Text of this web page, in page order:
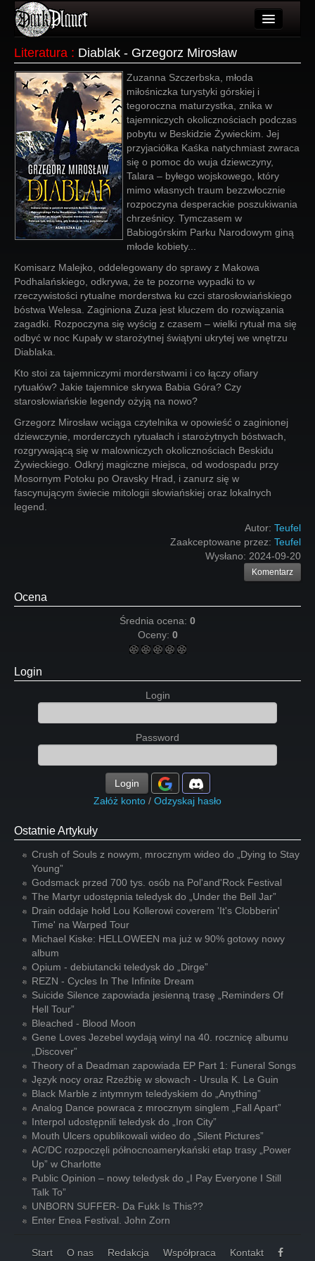
Użytkownicy
Wydarzenia
Galeria
Forum
Więcej
Login
Literatura : Diablak - Grzegorz Mirosław
Zuzanna Szczerbska, młoda
miłośniczka turystyki górskiej i
tegoroczna maturzystka, znika w
tajemniczych okolicznościach podczas
pobytu w Beskidzie Żywieckim. Jej
przyjaciółka Kaśka natychmiast zwraca
się o pomoc do wuja dziewczyny,
Talara – byłego wojskowego, który
mimo własnych traum bezzwłocznie
rozpoczyna desperackie poszukiwania
chrześnicy. Tymczasem w
Babiogórskim Parku Narodowym giną
młode kobiety...
Komisarz Malejko, oddelegowany do sprawy z Makowa
Podhalańskiego, odkrywa, że te pozorne wypadki to w
rzeczywistości rytualne morderstwa ku czci starosłowiańskiego
bóstwa Welesa. Zaginiona Zuza jest kluczem do rozwiązania
zagadki. Rozpoczyna się wyścig z czasem – wielki rytuał ma się
odbyć w noc Kupały w starożytnej świątyni ukrytej we wnętrzu
Diablaka.
Kto stoi za tajemniczymi morderstwami i co łączy ofiary
rytuałów? Jakie tajemnice skrywa Babia Góra? Czy
starosłowiańskie legendy ożyją na nowo?
Grzegorz Mirosław wciąga czytelnika w opowieść o zaginionej
dziewczynie, morderczych rytuałach i starożytnych bóstwach,
rozgrywającą się w malowniczych okolicznościach Beskidu
Żywieckiego. Odkryj magiczne miejsca, od wodospadu przy
Mosornym Potoku po Oravsky Hrad, i zanurz się w
fascynującym świecie mitologii słowiańskiej oraz lokalnych
legend.
Autor: Teufel
Zaakceptowane przez: Teufel
Wysłano: 2024-09-20
Komentarz
Ocena
Średnia ocena: 0
Oceny: 0
Login
Login
Password
Login
Załóż konto / Odzyskaj hasło
Ostatnie Artykuły
Crush of Souls z nowym, mrocznym wideo do „Dying to Stay
Young”
Godsmack przed 700 tys. osób na Pol'and'Rock Festival
The Martyr udostępnia teledysk do „Under the Bell Jar”
Drain oddaje hołd Lou Kollerowi coverem 'It's Clobberin'
Time' na Warped Tour
Michael Kiske: HELLOWEEN ma już w 90% gotowy nowy
album
Opium - debiutancki teledysk do „Dirge”
REZN - Cycles In The Infinite Dream
Suicide Silence zapowiada jesienną trasę „Reminders Of
Hell Tour”
Bleached - Blood Moon
Gene Loves Jezebel wydają winyl na 40. rocznicę albumu
„Discover”
Theory of a Deadman zapowiada EP Part 1: Funeral Songs
Język nocy oraz Rzeźbię w słowach - Ursula K. Le Guin
Black Marble z intymnym teledyskiem do „Anything”
Analog Dance powraca z mrocznym singlem „Fall Apart”
Interpol udostępnili teledysk do „Iron City”
Mouth Ulcers opublikowali wideo do „Silent Pictures”
AC/DC rozpoczęli północnoamerykański etap trasy „Power
Up” w Charlotte
Public Opinion – nowy teledysk do „I Pay Everyone I Still
Talk To”
UNBORN SUFFER- Da Fukk Is This??
Enter Enea Festival. John Zorn
Start O nas Redakcja Współpraca Kontakt